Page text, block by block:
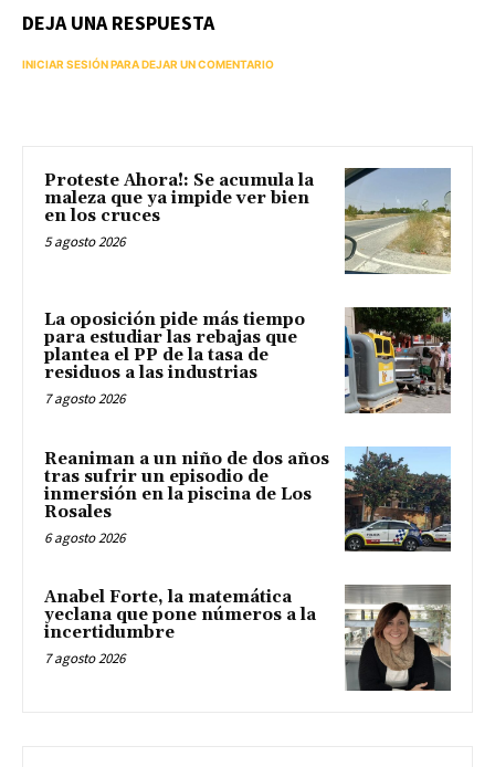
DEJA UNA RESPUESTA
INICIAR SESIÓN PARA DEJAR UN COMENTARIO
Proteste Ahora!: Se acumula la
maleza que ya impide ver bien
en los cruces
5 agosto 2026
La oposición pide más tiempo
para estudiar las rebajas que
plantea el PP de la tasa de
residuos a las industrias
7 agosto 2026
Reaniman a un niño de dos años
tras sufrir un episodio de
inmersión en la piscina de Los
Rosales
6 agosto 2026
Anabel Forte, la matemática
yeclana que pone números a la
incertidumbre
7 agosto 2026